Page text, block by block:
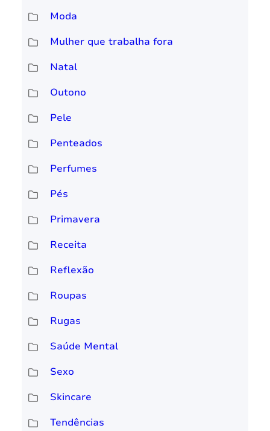
Moda
Mulher que trabalha fora
Natal
Outono
Pele
Penteados
Perfumes
Pés
Primavera
Receita
Reflexão
Roupas
Rugas
Saúde Mental
Sexo
Skincare
Tendências